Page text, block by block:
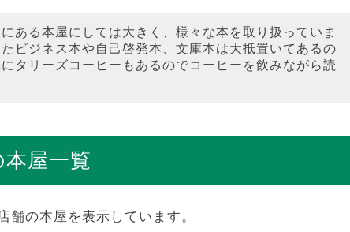
ある本屋にしては大きく、様々な本を取り扱っていま
ビジネス本や自己啓発本、文庫本は大抵置いてあるの
タリーズコーヒーもあるのでコーヒーを飲みながら読
屋一覧
舗の本屋を表示しています。